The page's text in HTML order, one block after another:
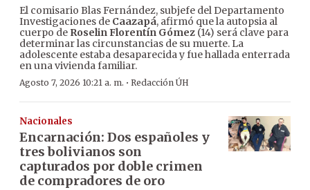
El comisario Blas Fernández, subjefe del Departamento
Investigaciones de Caazapá, afirmó que la autopsia al
cuerpo de Roselin Florentín Gómez (14) será clave para
determinar las circunstancias de su muerte. La
adolescente estaba desaparecida y fue hallada enterrada
en una vivienda familiar.
Agosto 7, 2026 10:21 a. m. · Redacción ÚH
Nacionales
Encarnación: Dos españoles y
tres bolivianos son
capturados por doble crimen
de compradores de oro